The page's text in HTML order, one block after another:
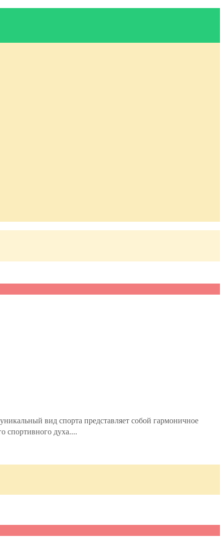
вид спорта представляет собой гармоничное
спортивного духа....